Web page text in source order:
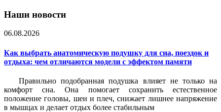
Наши новости
06.08.2026
Как выбрать анатомическую подушку для сна, поездок и
отдыха: чем отличаются модели с эффектом памяти
Правильно подобранная подушка влияет не только на
комфорт сна. Она помогает сохранить естественное
положение головы, шеи и плеч, снижает лишнее напряжение
в мышцах и делает отдых более стабильным